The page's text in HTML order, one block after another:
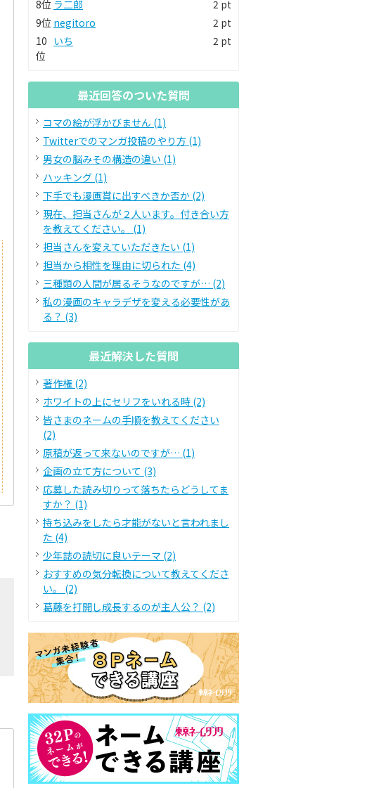
8位 ラ二郎
2 pt
9位 negitoro
2 pt
10
位
いち 2 pt
最近回答のついた質問
コマの絵が浮かびません (1)
Twitterでのマンガ投稿のやり方 (1)
男女の脳みその構造の違い (1)
ハッキング (1)
下手でも漫画賞に出すべきか否か (2)
現在、担当さんが２人います。付き合い方
を教えてください。 (1)
担当さんを変えていただきたい (1)
担当から相性を理由に切られた (4)
三種類の人間が居るそうなのですが… (2)
私の漫画のキャラデザを変える必要性があ
る？ (3)
最近解決した質問
著作権 (2)
ホワイトの上にセリフをいれる時 (2)
皆さまのネームの手順を教えてください
(2)
原稿が返って来ないのですが… (1)
企画の立て方について (3)
応募した読み切りって落ちたらどうしてま
すか？ (1)
持ち込みをしたら才能がないと言われまし
た (4)
少年誌の読切に良いテーマ (2)
おすすめの気分転換について教えてくださ
い。 (2)
葛藤を打開し成長するのが主人公？ (2)